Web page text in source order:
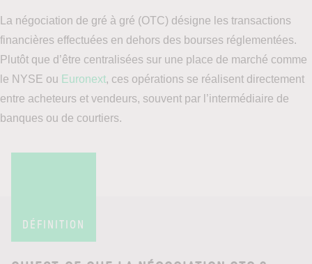
La négociation de gré à gré (OTC) désigne les transactions
financières effectuées en dehors des bourses réglementées.
Plutôt que d’être centralisées sur une place de marché comme
le NYSE ou Euronext, ces opérations se réalisent directement
entre acheteurs et vendeurs, souvent par l’intermédiaire de
banques ou de courtiers.
DÉFINITION